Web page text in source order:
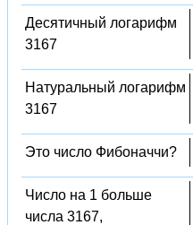
Десятичный логарифм
3167
Натуральный логарифм
3167
Это число Фибоначчи?
Число на 1 больше
числа 3167,